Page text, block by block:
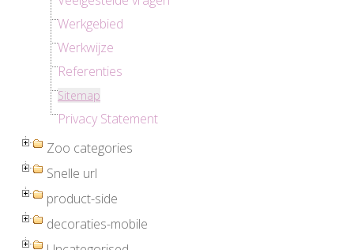
Werkgebied
Werkwijze
Referenties
Sitemap
Privacy Statement
Zoo categories
Snelle url
product-side
decoraties-mobile